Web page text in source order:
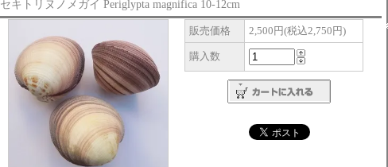
セキトリヌノメガイ Periglypta magnifica 10-12cm
販売価格 2,500円(税込2,750円)
購入数